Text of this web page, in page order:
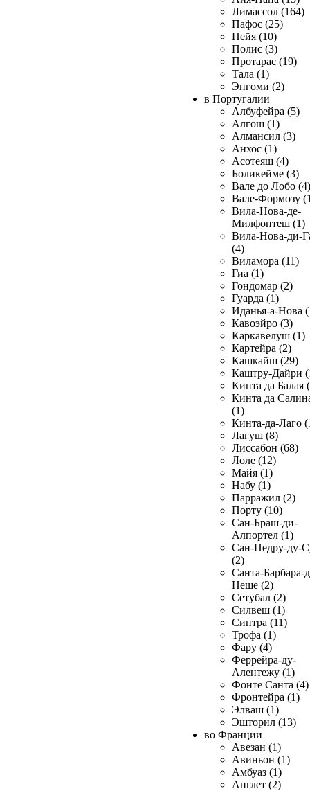
Лимассол (164)
Пафос (25)
Пейя (10)
Полис (3)
Протарас (19)
Тала (1)
Энгоми (2)
в Португалии
Албуфейра (5)
Алгош (1)
Алмансил (3)
Анхос (1)
Асотеяш (4)
Боликейме (3)
Вале до Лобо (4)
Вале-Формозу
Вила-Нова-де-
Милфонтеш (1)
Вила-Нова-ди-
(4)
Виламора (11)
Гиа (1)
Гондомар (2)
Гуарда (1)
Иданья-а-Нова
Кавоэйро (3)
Каркавелуш (1)
Картейра (2)
Кашкайш (29)
Каштру-Дайри
Кинта да Балая
Кинта да
(1)
Кинта-да-Лаго
Лагуш (8)
Лиссабон (68)
Лоле (12)
Майя (1)
Набу (1)
Парражил (2)
Порту (10)
Сан-Браш-ди-
Алпортел (1)
Сан-Педру-ду-
(2)
Санта-Барбара-
Неше (2)
Сетубал (2)
Силвеш (1)
Синтра (11)
Трофа (1)
Фару (4)
Феррейра-ду-
Алентежу (1)
Фонте Санта (4)
Фронтейра (1)
Элваш (1)
Эшторил (13)
во Франции
Авезан (1)
Авиньон (1)
Амбуаз (1)
Англет (2)